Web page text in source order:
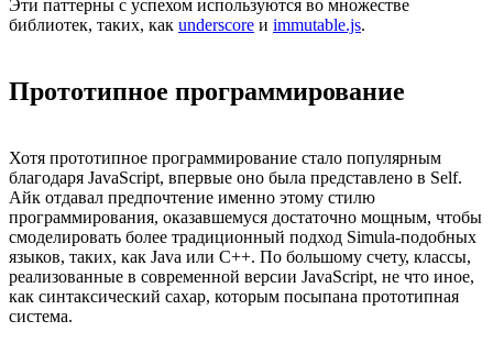
Эти паттерны с успехом используются во множестве
библиотек, таких, как underscore и immutable.js.
Прототипное программирование
Хотя прототипное программирование стало популярным
благодаря JavaScript, впервые оно была представлено в Self.
Айк отдавал предпочтение именно этому стилю
программирования, оказавшемуся достаточно мощным, чтобы
смоделировать более традиционный подход Simula-подобных
языков, таких, как Java или C++. По большому счету, классы,
реализованные в современной версии JavaScript, не что иное,
как синтаксический сахар, которым посыпана прототипная
система.